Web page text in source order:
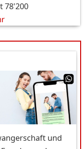
78'200
und